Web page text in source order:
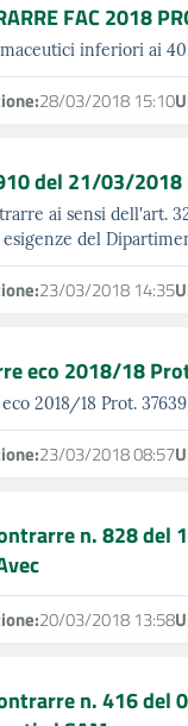
FAC 2018
inferiori ai
28/03/2018 15:10
del 21/03/2018
ai sensi dell'art.
del
23/03/2018 14:35
eco 2018/18
2018/18 Prot.
23/03/2018 08:57
n. 828 del
20/03/2018 13:58
n. 416 del